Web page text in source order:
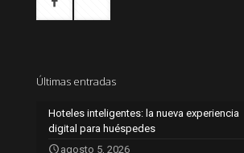
Últimas entradas
Hoteles inteligentes: la nueva experiencia
digital para huéspedes
agosto 5, 2026